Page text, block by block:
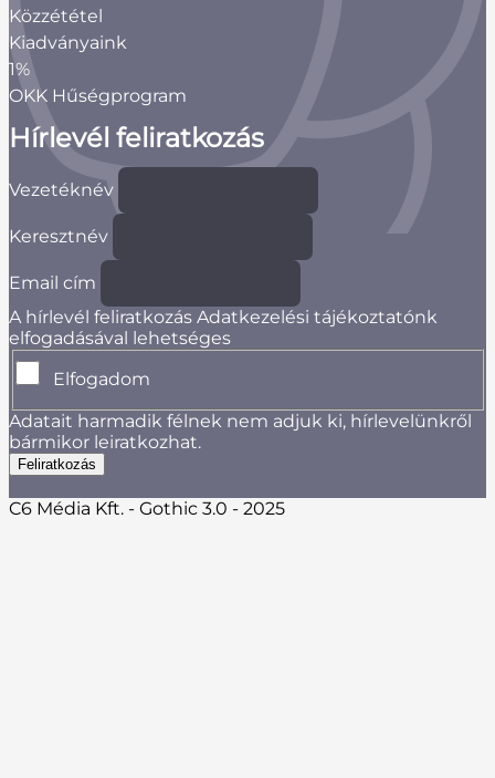
Közzététel
Kiadványaink
1%
OKK Hűségprogram
Hírlevél feliratkozás
Vezetéknév
Keresztnév
Email cím
A hírlevél feliratkozás Adatkezelési tájékoztatónk
elfogadásával lehetséges
Elfogadom
Adatait harmadik félnek nem adjuk ki, hírlevelünkről
bármikor leiratkozhat.
C6 Média Kft. - Gothic 3.0 - 2025